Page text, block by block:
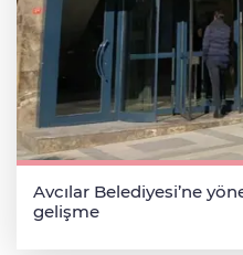
Avcılar Belediyesi’ne
gelişme